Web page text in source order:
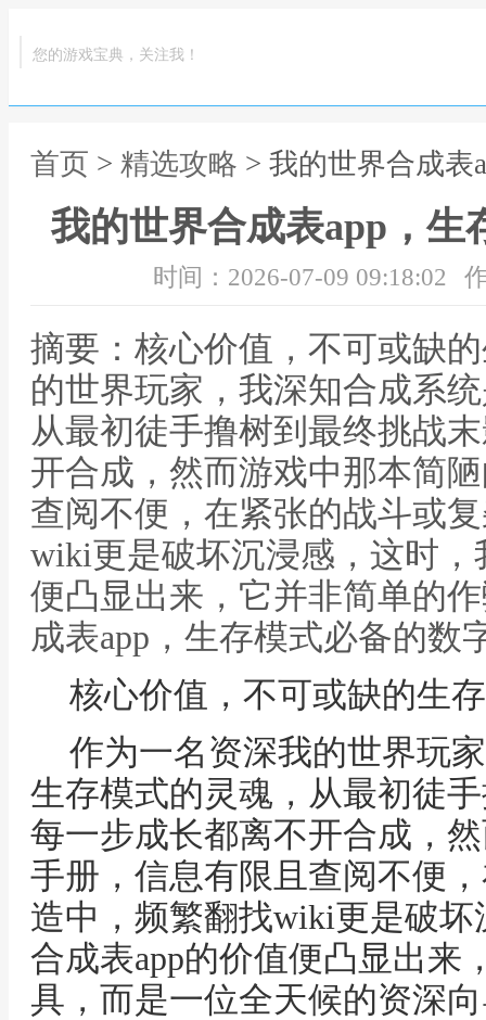
您的游戏宝典，关注我！
首页 > 精选攻略 > 我的世界合成表
我的世界合成表app，生
时间：2026-07-09 09:18:02
摘要：核心价值，不可或缺
的世界玩家，我深知合成系
从最初徒手撸树到最终挑战
开合成，然而游戏中那本简
查阅不便，在紧张的战斗或
wiki更是破坏沉浸感，这时，
便凸显出来，它并非简单的
成表app，生存模式必备的数
核心价值，不可或缺的生
作为一名资深我的世界玩
生存模式的灵魂，从最初徒
每一步成长都离不开合成，
手册，信息有限且查阅不便
造中，频繁翻找wiki更是破
合成表app的价值便凸显出来
具，而是一位全天候的资深